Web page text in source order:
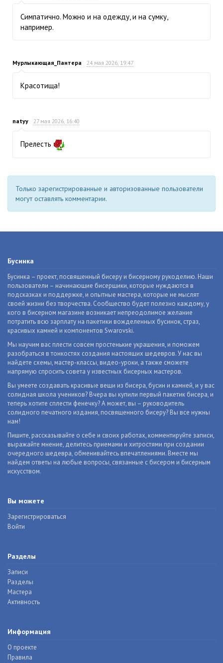
Симпатично. Можно и на одежду, и на сумку,
например.
Мурлыкающая_Пантера 24 мая 2026, 19:47
Красотища!
natyy 27 мая 2026, 16:40
Прелесть
Только зарегистрированные и авторизованные пользователи
могут оставлять комментарии.
Бусинка
Бусинка – проект, посвященный бисеру и бисерному рукоделию. Наши
пользователи – начинающие бисерщики, которые нуждаются в
подсказках и поддержке, и опытные мастера, которые не мыслят
своей жизни без творчества. Сообщество будет полезно каждому, у
кого в бисерном магазине возникает непреодолимое желание
потратить всю зарплату на пакетики вожделенных бусинок, страз,
красивых камней и компонентов Swarovski.
Мы научим вас плести совсем простенькие украшения, и поможем
разобраться в тонкостях создания настоящих шедевров. У нас вы
найдете схемы, мастер-классы, видео-уроки, а также сможете
напрямую спросить совета у известных бисерных мастеров.
Вы умеете создавать красивые вещи из бисера, бусин и камней, и у вас
солидная школа учеников? Вчера вы купили первый пакетик бисера, и
теперь хотите сплести фенечку? А может, вы – руководитель
солидного печатного издания, посвященного бисеру? Вы все нужны
нам!
Пишите, рассказывайте о себе и своих работах, комментируйте записи,
выражайте мнение, делитесь приемами и хитростями при создании
очередного шедевра, обменивайтесь впечатлениями. Вместе мы
найдем ответы на любые вопросы, связанные с бисером и бисерным
искусством.
Вы можете
Зарегистрироваться
Войти
Разделы
Записи
Разделы
Мастера
Активность
Информация
О проекте
Правила